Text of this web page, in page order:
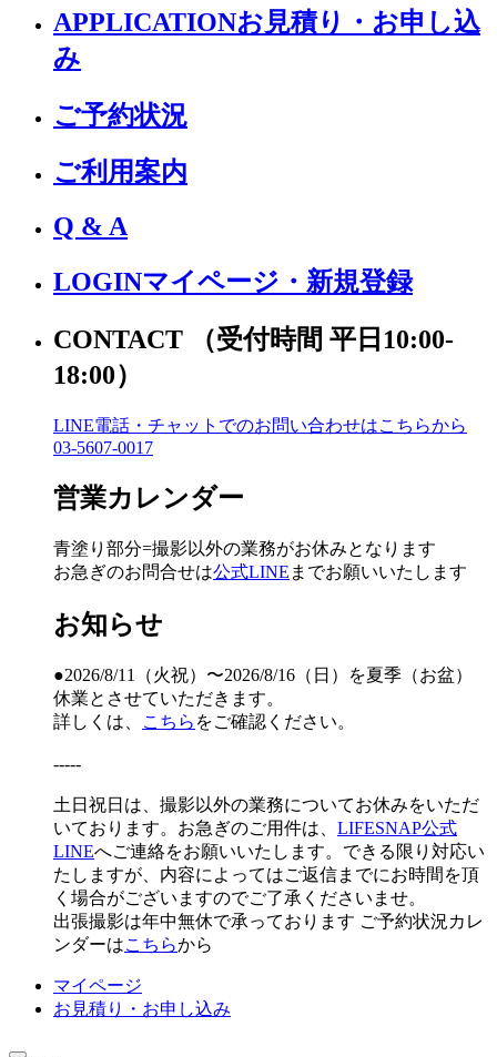
APPLICATIONお見積り・お申し込
み
ご予約状況
ご利用案内
Q & A
LOGINマイページ・新規登録
CONTACT
（受付時間 平日10:00-
18:00）
LINE電話・チャットでのお問い合わせはこちらから
03-5607-0017
営業カレンダー
青塗り 部分=撮影以外の業務がお休みとなります
お急ぎのお問合せは公式LINE までお願いいたします
お知らせ
●2026/8/11（火祝）〜2026/8/16（日）を夏季（お盆）
休業とさせていただきます。
詳しくは、
こちら をご確認ください。
-----
土日祝日は、撮影以外の業務についてお休みをいただ
いております。お急ぎのご用件は、 LIFESNAP公式
LINEへご連絡をお願いいたします。できる限り対応い
たしますが、内容によってはご返信までにお時間を頂
く場合がございますのでご了承くださいませ。
出張撮影は年中無休で承っております ご予約状況カレ
ンダーはこちらから
マイページ
お見積り・お申し込み